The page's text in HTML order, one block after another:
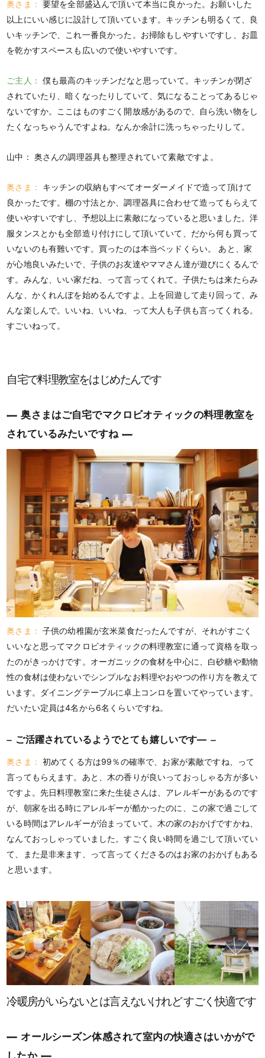
奥さま： 要望を全部盛込んで頂いて本当に良かった。お願いした
以上にいい感じに設計して頂いています。キッチンも明るくて、良
いキッチンで、これ一番良かった。お掃除もしやすいですし、お皿
を乾かすスペースも広いので使いやすいです。
ご主人： 僕も最高のキッチンだなと思っていて。キッチンが閉ざ
されていたり、暗くなったりしていて、気になることってあるじゃ
ないですか。ここはものすごく開放感があるので、自ら洗い物をし
たくなっちゃうんですよね。なんか余計に洗っちゃったりして。
山中： 奥さんの調理器具も整理されていて素敵ですよ。
奥さま：
キッチンの収納もすべてオーダーメイドで造って頂けて
良かったです。棚の寸法とか、調理器具に合わせて造ってもらえて
使いやすいですし、予想以上に素敵になっていると思いました。洋
服タンスとかも全部造り付けにして頂いていて、だから何も買って
いないのも有難いです。買ったのは本当ベッドくらい。 あと、家
が心地良いみたいで、子供のお友達やママさん達が遊びにくるんで
す。みんな、いい家だね、って言ってくれて。子供たちは来たらみ
んな、かくれんぼを始めるんですよ。上を回遊して走り回って、み
んな楽しんで。いいね、いいね、って大人も子供も言ってくれる。
すごいねって。
自宅で料理教室をはじめたんです
奥さまはご自宅でマクロビオティックの料理教室を
されているみたいですね
奥さま： 子供の幼稚園が玄米菜食だったんですが、それがすごく
いいなと思ってマクロビオティックの料理教室に通って資格を取っ
たのがきっかけです。オーガニックの食材を中心に、白砂糖や動物
性の食材は使わないでシンプルなお料理やおやつの作り方を教えて
います。ダイニングテーブルに卓上コンロを置いてやっています。
だいたい定員は4名から6名くらいですね。
ご活躍されているようでとても嬉しいです―
奥さま： 初めてくる方は99％の確率で、お家が素敵ですね、って
言ってもらえます。あと、木の香りが良いっておっしゃる方が多い
ですよ。先日料理教室に来た生徒さんは、アレルギーがあるのです
が、朝家を出る時にアレルギーが酷かったのに、この家で過ごして
いる時間はアレルギーが治まっていて。木の家のおかげですかね、
なんておっしゃっていました。すごく良い時間を過ごして頂いてい
て、また是非来ます、って言ってくださるのはお家のおかげもある
と思います。
冷暖房がいらないとは言えないけれど すごく快適です
オールシーズン体感されて室内の快適さはいかがで
したか